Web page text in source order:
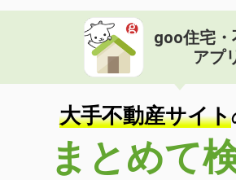
goo住宅・
アプ
大手不動産サイト
まとめて